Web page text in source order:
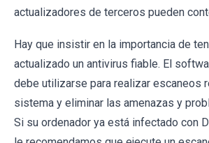
actualizadores de terceros pueden
Hay que insistir en la importancia de
actualizado un antivirus fiable. El
debe utilizarse para realizar escaneos
sistema y eliminar las amenazas y
Si su ordenador ya está infectado con